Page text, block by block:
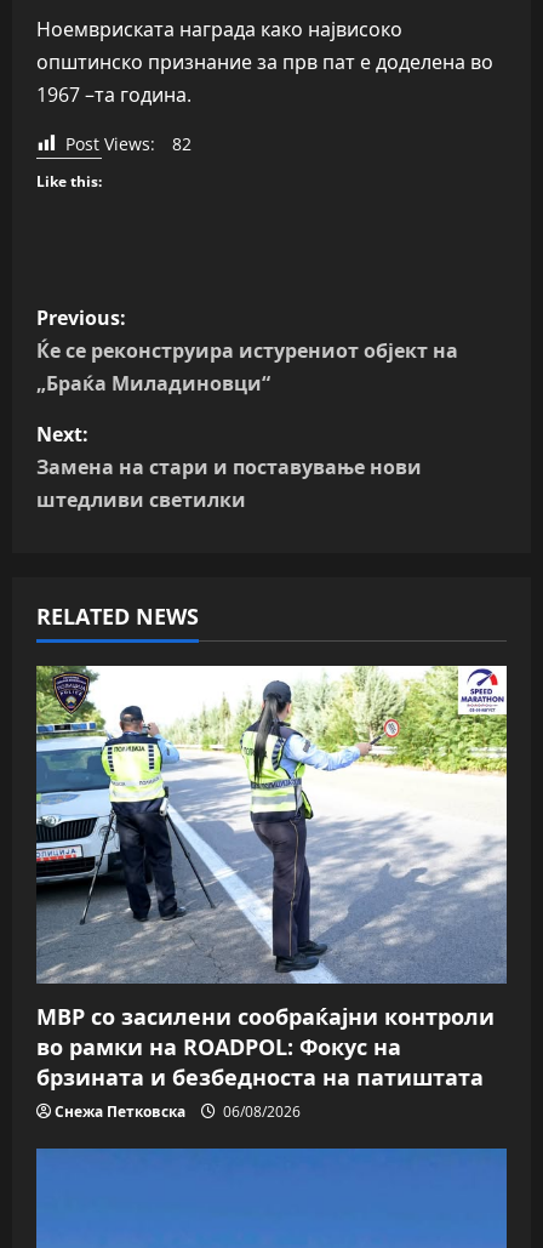
Ноемвриската награда како највисоко
општинско признание за прв пат е доделена во
1967 –та година.
Post Views: 82
Like this:
P
o
s
t
n
v
i
g
a
t
i
o
n
Previous:
Ќе се реконструира истурениот објект на
„Браќа Миладиновци“
Next:
Замена на стари и поставување нови
штедливи светилки
RELATED NEWS
МВР со засилени сообраќајни контроли
во рамки на ROADPOL: Фокус на
брзината и безбедноста на патиштата
Снежа Петковска 06/08/2026